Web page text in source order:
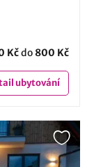
Kčdo 800 Kč
ubytování